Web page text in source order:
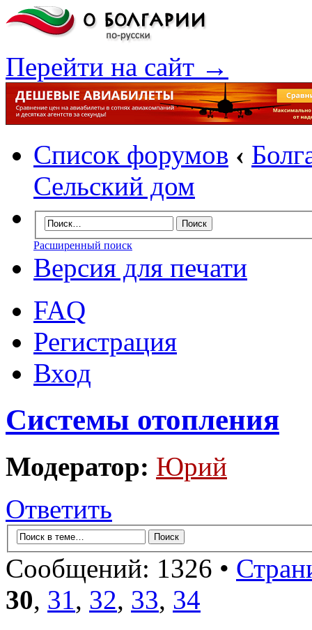
Перейти на сайт →
Список форумов ‹
Сельский дом
Расширенный поиск
Версия для печати
FAQ
Регистрация
Вход
Системы отопления
Модератор: Юрий
Ответить
Сообщений: 1326 •
30, 31, 32, 33, 34